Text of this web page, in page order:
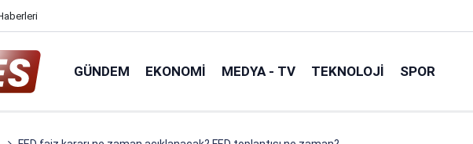
GÜNDEM EKONOMI MEDYA - TV TEKNOLOJI SPOR